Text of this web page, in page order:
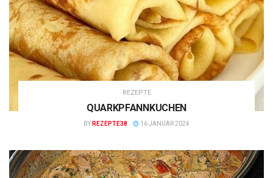
REZEPTE
QUARKPFANNKUCHEN
BY REZEPTE38 16 JANUAR 2024